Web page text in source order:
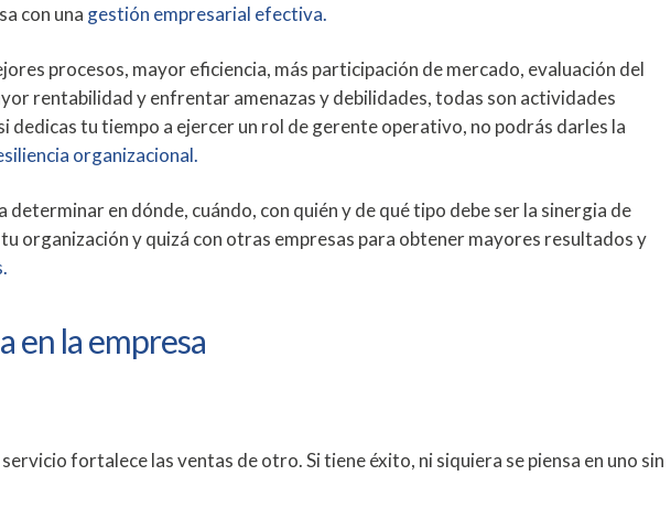
con una gestión empresarial efectiva.
procesos, mayor eficiencia, más participación de mercado, evaluación del
rentabilidad y enfrentar amenazas y debilidades, todas son actividades
dedicas tu tiempo a ejercer un rol de gerente operativo, no podrás darles la
organizacional.
determinar en dónde, cuándo, con quién y de qué tipo debe ser la sinergia de
organización y quizá con otras empresas para obtener mayores resultados y
en la empresa
fortalece las ventas de otro. Si tiene éxito, ni siquiera se piensa en uno sin